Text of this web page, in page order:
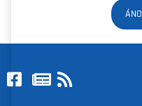
ÁNO